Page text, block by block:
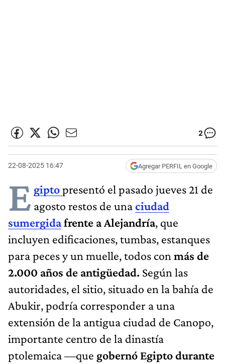
2
22-08-2025 16:47 Agregar PERFIL en Google
E giptopresentó el pasado jueves 21 de
agosto restos de unaciudad
sumergidafrente a Alejandría, que
incluyen edificaciones, tumbas, estanques
para peces y un muelle, todos con más de
2.000 años de antigüedad. Según las
autoridades, el sitio, situado en la bahía de
Abukir, podría corresponder a una
extensión de la antigua ciudad de Canopo,
importante centro de la dinastía
ptolemaica —que gobernó Egipto durante